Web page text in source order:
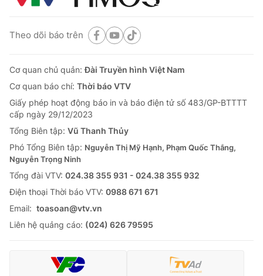
Theo dõi báo trên
Cơ quan chủ quản:Đài Truyền hình Việt Nam
Cơ quan báo chí: Thời báo VTV
Giấy phép hoạt động báo in và báo điện tử số 483/GP-BTTTT
cấp ngày 29/12/2023
Tổng Biên tập: Vũ Thanh Thủy
Phó Tổng Biên tập: Nguyễn Thị Mỹ Hạnh, Phạm Quốc Thắng,
Nguyễn Trọng Ninh
Tổng đài VTV: 024.38 355 931 - 024.38 355 932
Ðiện thoại Thời báo VTV: 0988 671 671
Email: toasoan@vtv.vn
Liên hệ quảng cáo: (024) 626 79595